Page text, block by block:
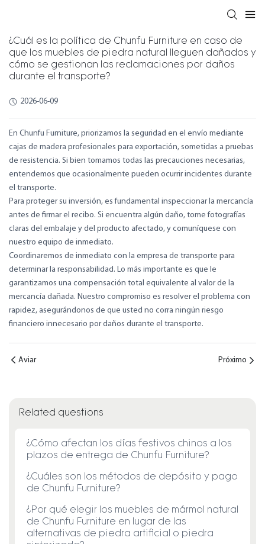
¿Cuál es la política de Chunfu Furniture en caso de
que los muebles de piedra natural lleguen dañados y
cómo se gestionan las reclamaciones por daños
durante el transporte?
2026-06-09
En Chunfu Furniture, priorizamos la seguridad en el envío mediante
cajas de madera profesionales para exportación, sometidas a pruebas
de resistencia. Si bien tomamos todas las precauciones necesarias,
entendemos que ocasionalmente pueden ocurrir incidentes durante
el transporte.
Para proteger su inversión, es fundamental inspeccionar la mercancía
antes de firmar el recibo. Si encuentra algún daño, tome fotografías
claras del embalaje y del producto afectado, y comuníquese con
nuestro equipo de inmediato.
Coordinaremos de inmediato con la empresa de transporte para
determinar la responsabilidad. Lo más importante es que le
garantizamos una compensación total equivalente al valor de la
mercancía dañada. Nuestro compromiso es resolver el problema con
rapidez, asegurándonos de que usted no corra ningún riesgo
financiero innecesario por daños durante el transporte.
Aviar Próximo
Related questions
¿Cómo afectan los días festivos chinos a los
plazos de entrega de Chunfu Furniture?
¿Cuáles son los métodos de depósito y pago
de Chunfu Furniture?
¿Por qué elegir los muebles de mármol natural
de Chunfu Furniture en lugar de las
alternativas de piedra artificial o piedra